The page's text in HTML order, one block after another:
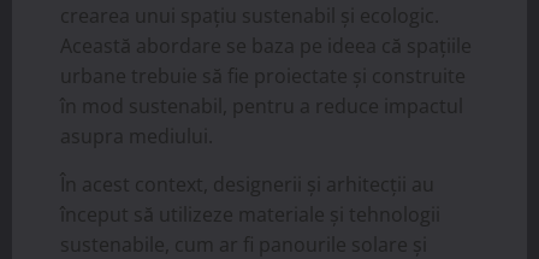
crearea unui spațiu sustenabil și ecologic.
Această abordare se baza pe ideea că spațiile
urbane trebuie să fie proiectate și construite
în mod sustenabil, pentru a reduce impactul
asupra mediului.
În acest context, designerii și arhitecții au
început să utilizeze materiale și tehnologii
sustenabile, cum ar fi panourile solare și